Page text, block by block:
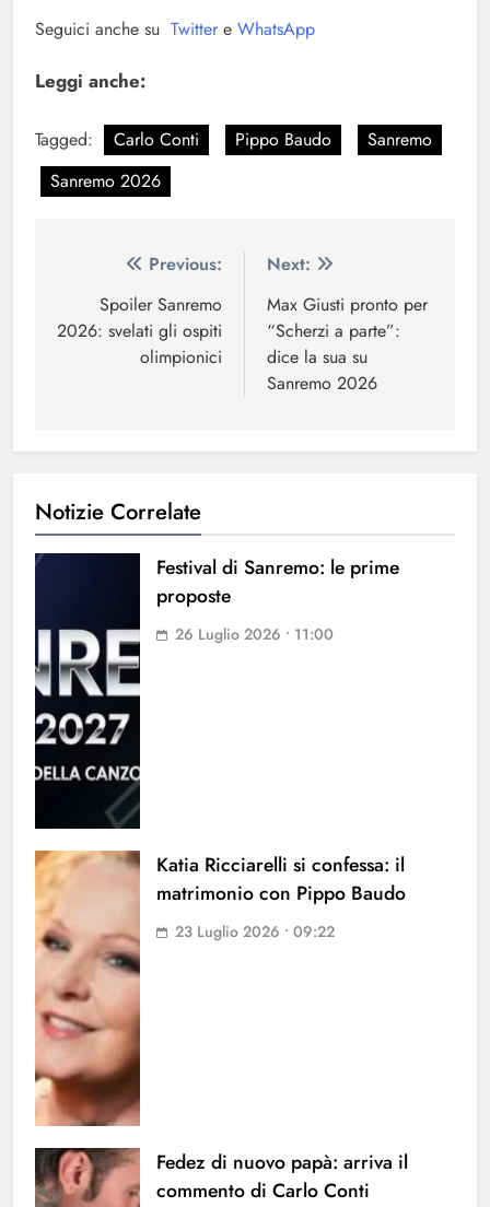
Seguici anche su Twitter e WhatsApp
Leggi anche:
Tagged: Carlo Conti Pippo Baudo
Sanremo
Sanremo 2026
Navigazione
articoli
Previous:
Spoiler Sanremo
2026: svelati gli ospiti
olimpionici
Next:
Max Giusti pronto per
“Scherzi a parte”:
dice la sua su
Sanremo 2026
Notizie Correlate
Festival di Sanremo: le prime
proposte
26 Luglio 2026 • 11:00
Katia Ricciarelli si confessa: il
matrimonio con Pippo Baudo
23 Luglio 2026 • 09:22
Fedez di nuovo papà: arriva il
commento di Carlo Conti